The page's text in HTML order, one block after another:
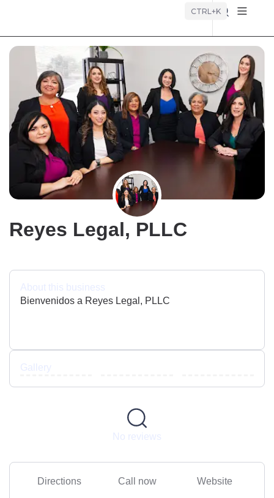
CTRL+K
Reyes Legal, PLLC
About this business
Bienvenidos a Reyes Legal, PLLC
Gallery
No reviews
Directions Call now Website